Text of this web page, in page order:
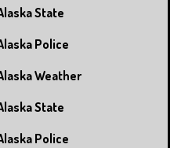
State
Police
Weather
State
Police